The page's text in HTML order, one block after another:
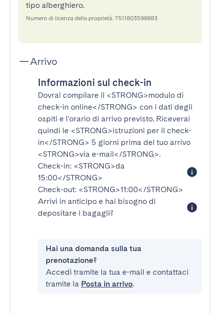
tipo alberghiero.
Numero di licenza della proprietà: 7511803598883
Arrivo
Informazioni sul check-in
Dovrai compilare il <STRONG>modulo di
check-in online</STRONG> con i dati degli
ospiti e l'orario di arrivo previsto. Riceverai
quindi le <STRONG>istruzioni per il check-
in</STRONG> 5 giorni prima del tuo arrivo
<STRONG>via e-mail</STRONG>.
Check-in: <STRONG>da
15:00</STRONG>
Check-out: <STRONG>11:00</STRONG>
Arrivi in anticipo e hai bisogno di
depositare i bagagli?
Hai una domanda sulla tua
prenotazione?
Accedi tramite la tua e-mail e contattaci
tramite la Posta in arrivo.